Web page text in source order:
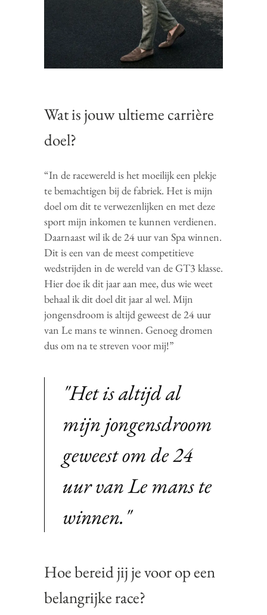
Wat is jouw ultieme carrière
doel?
“In de racewereld is het moeilijk een plekje
te bemachtigen bij de fabriek. Het is mijn
doel om dit te verwezenlijken en met deze
sport mijn inkomen te kunnen verdienen.
Daarnaast wil ik de 24 uur van Spa winnen.
Dit is een van de meest competitieve
wedstrijden in de wereld van de GT3 klasse.
Hier doe ik dit jaar aan mee, dus wie weet
behaal ik dit doel dit jaar al wel. Mijn
jongensdroom is altijd geweest de 24 uur
van Le mans te winnen. Genoeg dromen
dus om na te streven voor mij!”
"Het is altijd al
mijn jongensdroom
geweest om de 24
uur van Le mans te
winnen."
Hoe bereid jij je voor op een
belangrijke race?